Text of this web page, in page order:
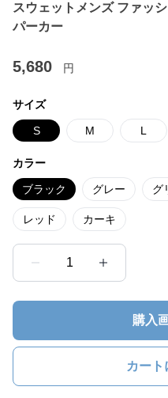
スウェットメンズ ファッ
パーカー
5,680 円
サイズ
S M L
カラー
ブラック グレー グ
レッド カーキ
1
購入
カート